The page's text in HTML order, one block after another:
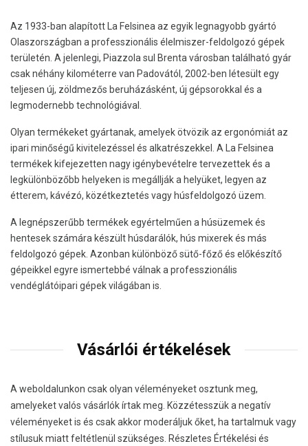
Az 1933-ban alapított La Felsinea az egyik legnagyobb gyártó
Olaszországban a professzionális élelmiszer-feldolgozó gépek
területén. A jelenlegi, Piazzola sul Brenta városban található gyár
csak néhány kilométerre van Padovától, 2002-ben létesült egy
teljesen új, zöldmezős beruházásként, új gépsorokkal és a
legmodernebb technológiával.
Olyan termékeket gyártanak, amelyek ötvözik az ergonómiát az
ipari minőségű kivitelezéssel és alkatrészekkel. A La Felsinea
termékek kifejezetten nagy igénybevételre tervezettek és a
legkülönbözőbb helyeken is megállják a helyüket, legyen az
étterem, kávézó, közétkeztetés vagy húsfeldolgozó üzem.
A legnépszerűbb termékek egyértelműen a húsüzemek és
hentesek számára készült húsdarálók, hús mixerek és más
feldolgozó gépek. Azonban különböző sütő-főző és előkészítő
gépeikkel egyre ismertebbé válnak a professzionális
vendéglátóipari gépek világában is.
Vásárlói értékelések
A weboldalunkon csak olyan véleményeket osztunk meg,
amelyeket valós vásárlók írtak meg. Közzétesszük a negatív
véleményeket is és csak akkor moderáljuk őket, ha tartalmuk vagy
stílusuk miatt feltétlenül szükséges. Részletes Értékelési és